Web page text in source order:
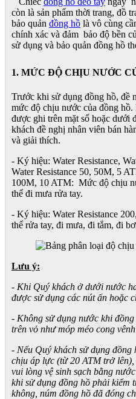
còn là sản phẩm thời trang, đồ
bảo quản đồng hồ là vô cùng
chính xác và đảm bảo độ bền
sử dụng và bảo quản đồng hồ
1. MỨC ĐỘ CHỊU NƯỚC
Trước khi sử dụng đồng hồ, đề
mức độ chịu nước của đồng
được ghi trên mặt số hoặc dưới
khách đề nghị nhân viên bán
và giải thích.
- Ký hiệu: Water Resistance,
Water Resistance 50, 50M, 5
100M, 10 ATM: Mức độ chịu
thể đi mưa rửa tay.
- Ký hiệu: Water Resistance
thể rửa tay, đi mưa, đi tắm, đi
Lưu ý:
- Khi Quý khách ở dưới nước
được sử dụng các nút ấn hoặc
- Không sử dụng nước khi
trên vỏ như móp méo cong
- Nếu Quý khách sử dụng
chịu áp lực (từ 20 ATM trở
vui lòng vệ sinh sạch bằng
khi sử dụng đồng hồ phải kiểm
không, núm đồng hồ đã đóng